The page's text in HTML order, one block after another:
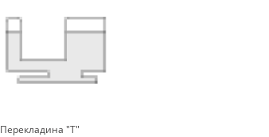
Перекладина "Т"